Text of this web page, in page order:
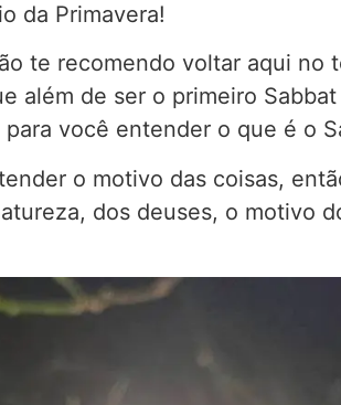
da Primavera!
te recomendo voltar aqui no
além de ser o primeiro
você entender o que é o
o motivo das coisas,
dos deuses, o motivo